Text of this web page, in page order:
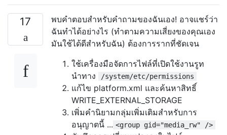
17
พบคำตอบสำหรับคำถามของฉันเอง! อาจแชร์ว่า
ฉันทำได้อย่างไร (ทำตามความเสี่ยงของคุณเอง
มันใช้ได้ดีสำหรับฉัน) ต้องการรากที่ชัดเจน
ใช้เครื่องมือจัดการไฟล์ที่เปิดใช้งานรูท
นำทาง
/system/etc/permissions
แก้ไข platform.xml และค้นหาสิทธิ์
WRITE_EXTERNAL_STORAGE
เพิ่มคำนิยามกลุ่มเพิ่มเติมสำหรับการ
อนุญาตนี้ ... <group gid="media_rw" />